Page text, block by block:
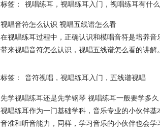
标签： 视唱练耳 ， 视唱练耳入门 ， 视唱练耳有什
视唱音符怎么认识 视唱五线谱怎么看
在视唱练耳过程中，正确认识和模唱音符是培养
带来视唱音符怎么认识，视唱五线谱怎么看的讲解。
标签： 音符视唱 ， 视唱练耳入门 ， 五线谱视唱
先学视唱练耳还是先学钢琴 视唱练耳一般要学多久
视唱练耳作为一门基础学科，音乐专业的小伙伴
音准和听音能力，同样，学习音乐的小伙伴也会学